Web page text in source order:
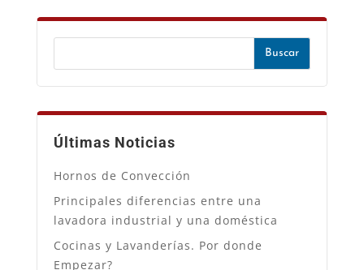
Últimas Noticias
Hornos de Convección
Principales diferencias entre una
lavadora industrial y una doméstica
Cocinas y Lavanderías. Por donde
Empezar?